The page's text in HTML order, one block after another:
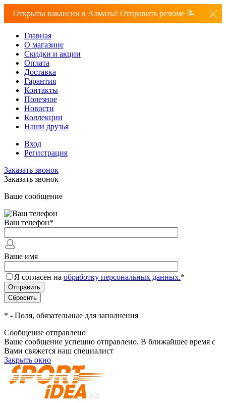
Открыты вакансии в Алматы! Отправить резюме 📝
Главная
О магазине
Скидки и акции
Оплата
Доставка
Гарантия
Контакты
Полезное
Новости
Коллекции
Наши друзья
Вход
Регистрация
Заказать звонок
Заказать звонок
Ваше сообщение
Ваш телефон*
Ваше имя
Я согласен на обработку персональных данных.*
* - Поля, обязательные для заполнения
Сообщение отправлено
Ваше сообщение успешно отправлено. В ближайшее время с
Вами свяжется наш специалист
Закрыть окно